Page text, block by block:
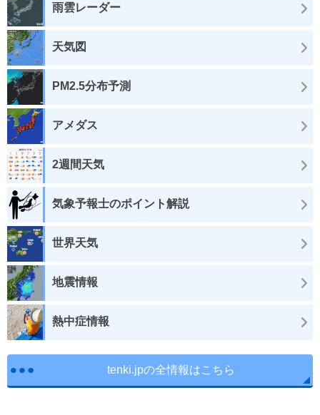
雨雲レーダー
天気図
PM2.5分布予測
アメダス
2週間天気
気象予報士のポイント解説
世界天気
地震情報
熱中症情報
tenki.jpの全情報はこちら